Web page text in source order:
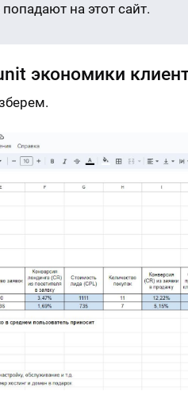
на этот сайт.
экономики